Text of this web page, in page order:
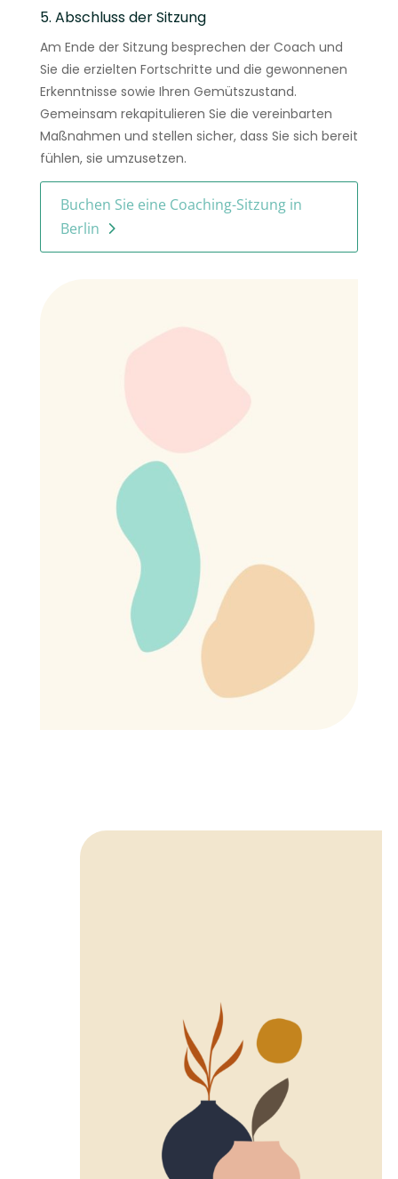
5. Abschluss der Sitzung
Am Ende der Sitzung besprechen der Coach und
Sie die erzielten Fortschritte und die gewonnenen
Erkenntnisse sowie Ihren Gemütszustand.
Gemeinsam rekapitulieren Sie die vereinbarten
Maßnahmen und stellen sicher, dass Sie sich bereit
fühlen, sie umzusetzen.
Buchen Sie eine Coaching-Sitzung in
Berlin